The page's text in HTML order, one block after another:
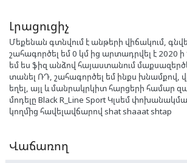
Լրացուցիչ
Մեքենան գտնվում է անթերի վիճակում,
շահագործել եմ 0 կմ ից արտադրվել է 2020
եմ ես ֆիզ անձով հայաստանում
տանել ՌԴ, շահագործել եմ ինքս խնամքով,
եղել, այլ և մանրակրկիտ հարցերի համար
մոդելը Black R_Line Sport Կլսեմ
կողմից հավելավճարով shat shaaat shtap
Վաճառող